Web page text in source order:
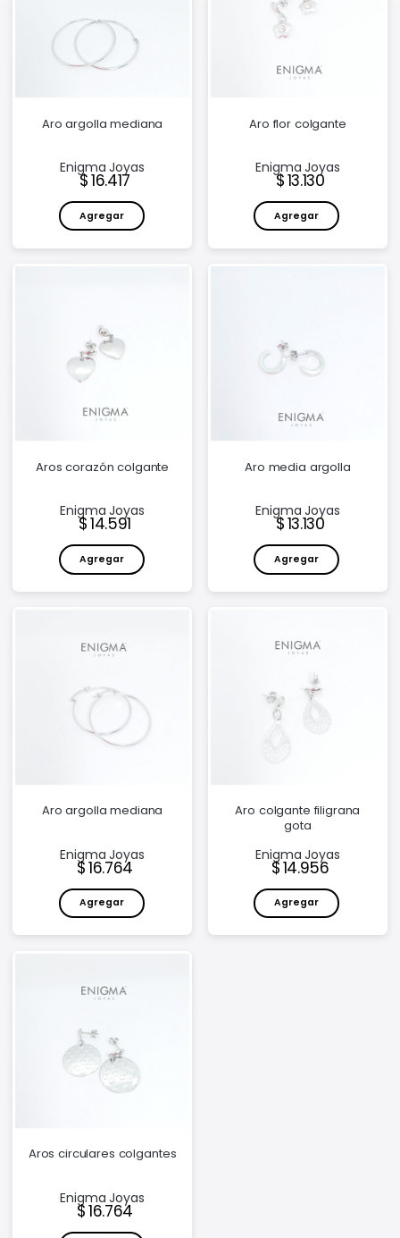
Aro argolla mediana
Enigma Joyas
Precio:
16.417
Agregar
Aro flor colgante
Enigma Joyas
Precio:
13.130
Agregar
Aros corazón colgante
Enigma Joyas
Precio:
14.591
Agregar
Aro media argolla
Enigma Joyas
Precio:
13.130
Agregar
Aro argolla mediana
Enigma Joyas
Precio:
16.764
Agregar
Aro colgante filigrana
gota
Enigma Joyas
Precio:
14.956
Agregar
Aros circulares colgantes
Enigma Joyas
Precio:
16.764